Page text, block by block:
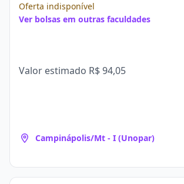
Oferta indisponível
Ver bolsas em outras faculdades
Valor estimado R$ 94,05
Campinápolis/Mt - I (Unopar)